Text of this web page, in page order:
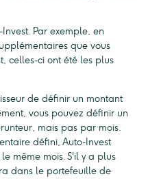
Par exemple, en
que vous
celles-ci ont été les plus
de définir un montant
vous pouvez définir un
mais pas par mois.
défini, Auto-Invest
même mois. S'il y a plus
dans le portefeuille de